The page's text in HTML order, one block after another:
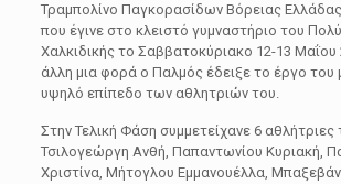
Τραμπολίνο Παγκορασίδων Βόρειας
που έγινε στο κλειστό γυμναστήριο του
Χαλκιδικής το Σαββατοκύριακο 12-13 Μαΐου
άλλη μια φορά ο Παλμός έδειξε το έργο του
υψηλό επίπεδο των αθλητριών του.
Στην Τελική Φάση συμμετείχανε 6
Τσιλογεώργη Ανθή, Παπαντωνίου Κυριακή,
Χριστίνα, Μήτογλου Εμμανουέλλα,